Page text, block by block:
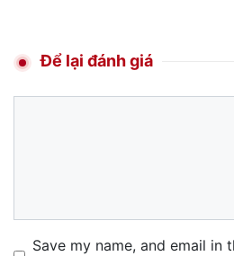
Để lại đánh giá
Name
Email
Website
Save my name, and email in